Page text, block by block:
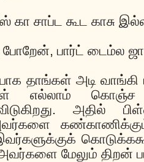
கா சாப்ட கூட காசு
போறேன், பார்ட் டைம்ல
தாங்கள் அடி வாங்கி
எல்லாம் கொஞ்ச
அதில்
கண்காணிக்கும்
இவர்களுக்குக்
மேலும் திறன்